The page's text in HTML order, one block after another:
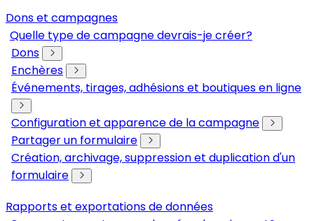
Dons et campagnes
Quelle type de campagne devrais-je créer?
Dons
Enchères
Événements, tirages, adhésions et boutiques en ligne
Configuration et apparence de la campagne
Partager un formulaire
Création, archivage, suppression et duplication d'un
formulaire
Rapports et exportations de données